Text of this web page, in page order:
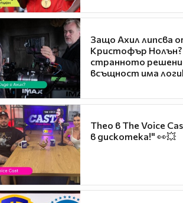
Защо Ахил липсва
Кристофър Нолън?
странното
всъщност има
Theo в The Voice
в дискотека!" 👀💥